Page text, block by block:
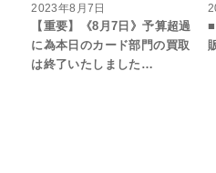
2023年8月7日
【重要】《8月7日》予算超過
に為本日のカード部門の買取
は終了いたしました…